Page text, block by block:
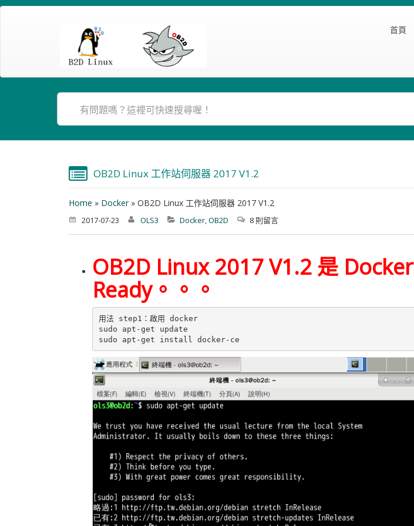
首頁
OB2D Linux 工作站伺服器 2017 V1.2
Home » Docker» OB2D Linux 工作站伺服器 2017 V1.2
2017-07-23 OLS3 Docker,OB2D 8 則留言
OB2D Linux 2017 V1.2 是 Docker
Ready。。。
用法 step1：啟用 docker
sudo apt-get update